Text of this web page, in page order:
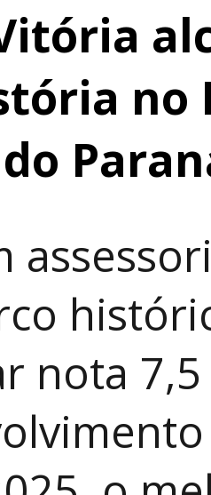
no
nota